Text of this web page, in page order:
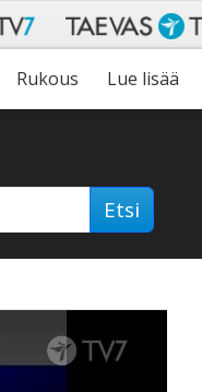
Rukous Lue lisää
Etsi